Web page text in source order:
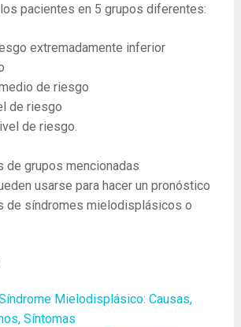
pacientes en 5 grupos diferentes:
extremadamente inferior
de riesgo
de riesgo
de riesgo.
de grupos mencionadas
usarse para hacer un pronóstico
de síndromes mielodisplásicos o
Mielodisplásico: Causas,
Síntomas